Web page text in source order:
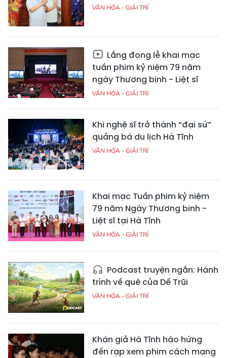
VĂN HÓA - GIẢI TRÍ
Lắng đọng lễ khai mạc
tuần phim kỷ niệm 79 năm
ngày Thương binh - Liệt sĩ
VĂN HÓA - GIẢI TRÍ
Khi nghệ sĩ trở thành “đại sứ”
quảng bá du lịch Hà Tĩnh
VĂN HÓA - GIẢI TRÍ
Khai mạc Tuần phim kỷ niệm
79 năm Ngày Thương binh -
Liệt sĩ tại Hà Tĩnh
VĂN HÓA - GIẢI TRÍ
Podcast truyện ngắn: Hành
trình về quê của Dế Trũi
VĂN HÓA - GIẢI TRÍ
Khán giả Hà Tĩnh hào hứng
đến rạp xem phim cách mạng